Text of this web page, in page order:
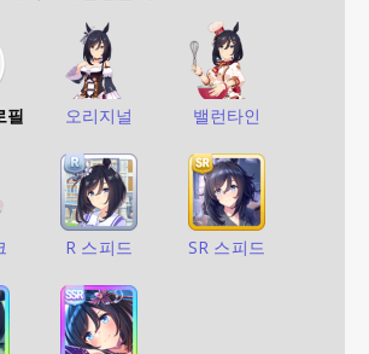
필 오리지널 밸런타인
R 스피드 SR 스피드